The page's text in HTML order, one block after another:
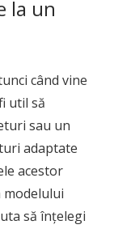
la un
când vine
util să
sau un
adaptate
acestor
modelului
să înțelegi